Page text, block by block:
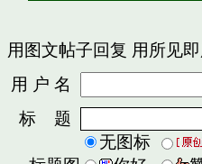
用图文帖子回复 用所见
用 户 名
标 题
无图标